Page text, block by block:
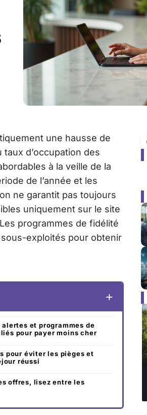
une hausse de
d’occupation des
à la veille de la
de l’année et les
ne garantit pas toujours
uniquement sur le site
programmes de fidélité
exploités pour obtenir
et programmes de
pour payer moins cher
pour éviter les pièges et
réussi
offres, lisez entre les